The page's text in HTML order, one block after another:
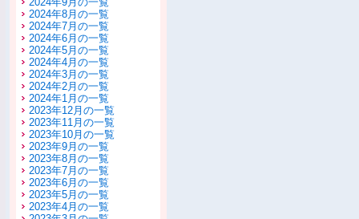
2024年8月の一覧
2024年7月の一覧
2024年6月の一覧
2024年5月の一覧
2024年4月の一覧
2024年3月の一覧
2024年2月の一覧
2024年1月の一覧
2023年12月の一覧
2023年11月の一覧
2023年10月の一覧
2023年9月の一覧
2023年8月の一覧
2023年7月の一覧
2023年6月の一覧
2023年5月の一覧
2023年4月の一覧